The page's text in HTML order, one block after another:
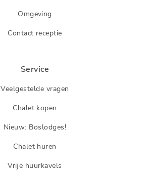
Omgeving
Contact receptie
Service
Veelgestelde vragen
Chalet kopen
Nieuw: Boslodges!
Chalet huren
Vrije huurkavels